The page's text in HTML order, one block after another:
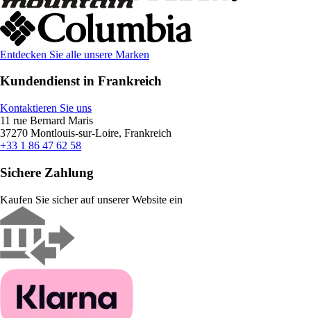
Entdecken Sie alle unsere Marken
Kundendienst in Frankreich
Kontaktieren Sie uns
11 rue Bernard Maris
37270 Montlouis-sur-Loire, Frankreich
+33 1 86 47 62 58
Sichere Zahlung
Kaufen Sie sicher auf unserer Website ein